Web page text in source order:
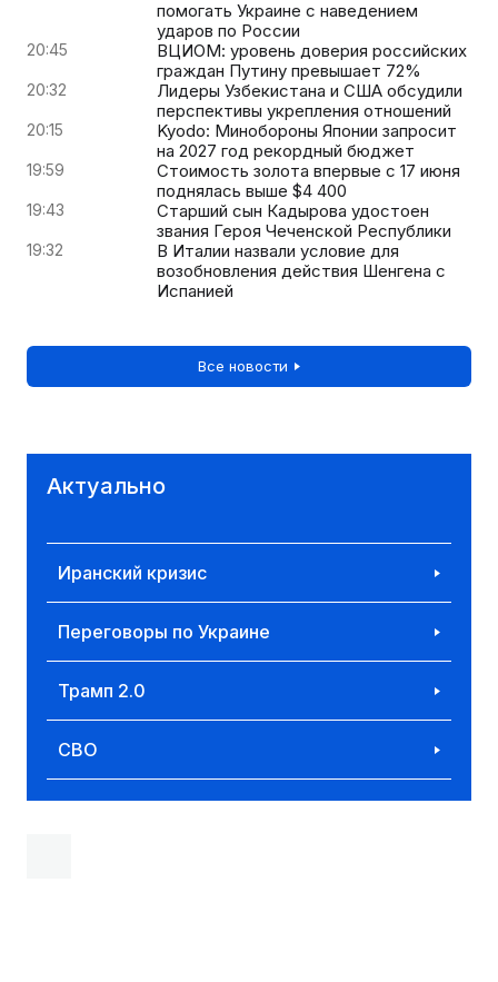
помогать Украине с наведением
ударов по России
20:45
ВЦИОМ: уровень доверия российских
граждан Путину превышает 72%
20:32
Лидеры Узбекистана и США обсудили
перспективы укрепления отношений
20:15
Kyodo: Минобороны Японии запросит
на 2027 год рекордный бюджет
19:59
Стоимость золота впервые с 17 июня
поднялась выше $4 400
19:43
Старший сын Кадырова удостоен
звания Героя Чеченской Республики
19:32
В Италии назвали условие для
возобновления действия Шенгена с
Испанией
Все новости
Актуально
Иранский кризис
Переговоры по Украине
Трамп 2.0
СВО